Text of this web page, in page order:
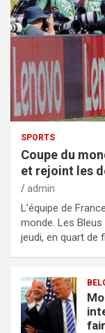
SPORTS
Coupe du
et rejoint les
admin
L’équipe de
monde. Les
jeudi, en quart de